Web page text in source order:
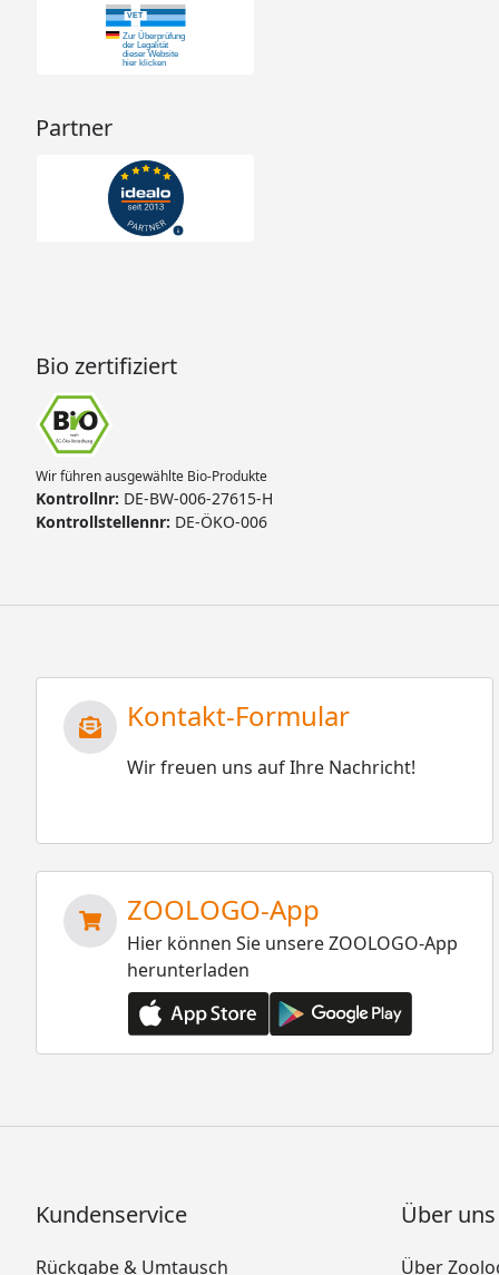
Partner
Bio zertifiziert
Wir führen ausgewählte Bio-Produkte
Kontrollnr: DE-BW-006-27615-H
Kontrollstellennr: DE-ÖKO-006
Kontakt-Formular
Wir freuen uns auf Ihre Nachricht!
ZOOLOGO-App
Hier können Sie unsere ZOOLOGO-App
herunterladen
Kundenservice
Rückgabe & Umtausch
Über uns
Über